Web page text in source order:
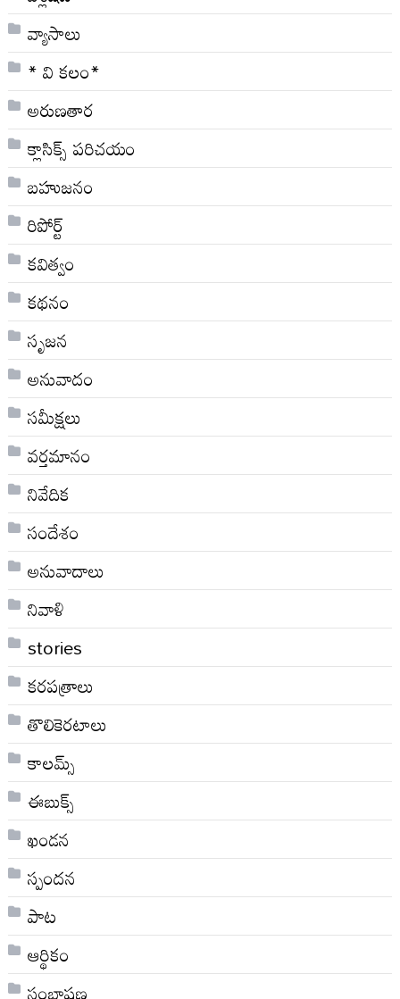
వ్యాసాలు
* వి క‌లం*
అరుణతార
క్లాసిక్స్ ప‌రిచ‌యం
బహుజనం
రిపోర్ట్
కవిత్వం
కథనం
సృజన
అనువాదం
సమీక్షలు
వర్తమానం
నివేదిక
సందేశం
అనువాదాలు
నివాళి
stories
కరపత్రాలు
తొలికెరటాలు
కాలమ్స్
ఈబుక్స్
ఖండన
స్పందన
పాట
ఆర్థికం